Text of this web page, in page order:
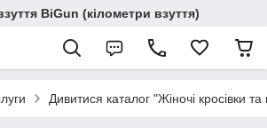
BiGun (кілометри взуття)
Дивитися каталог "Жіночі кросівки та